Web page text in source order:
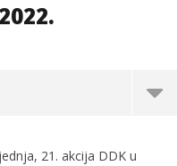
21. akcija DDK u